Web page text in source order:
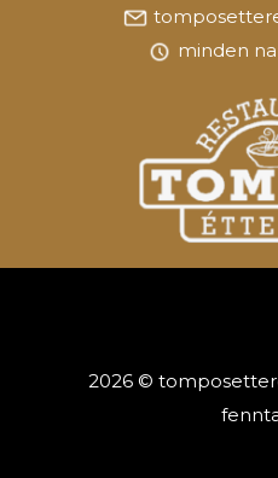
minden
2026 ©